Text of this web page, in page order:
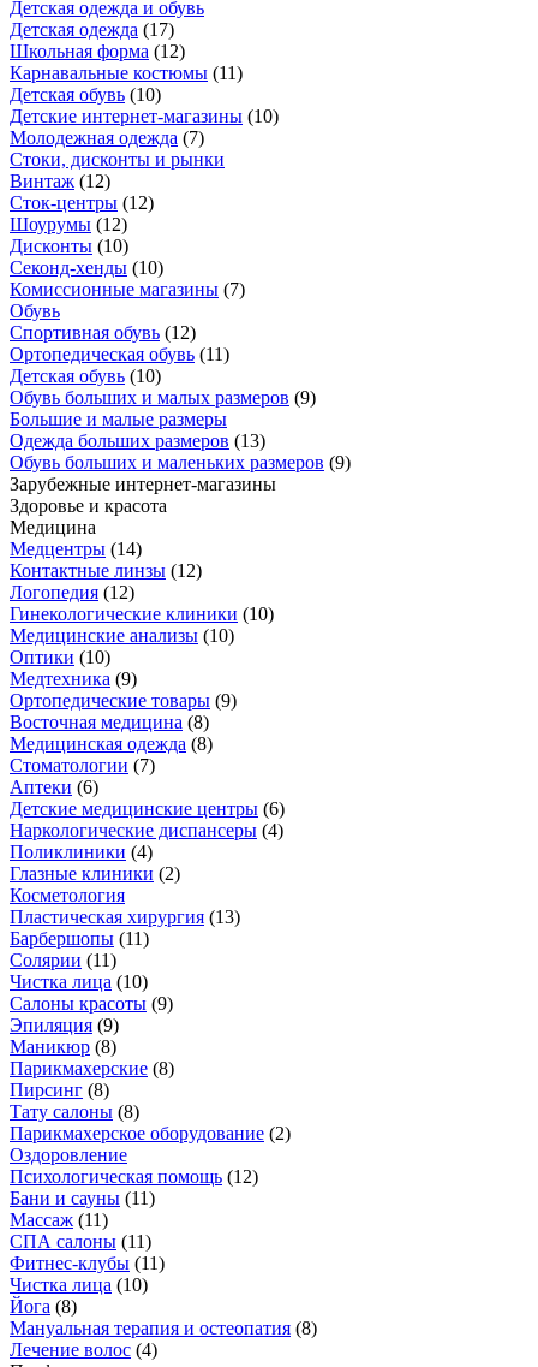
Детская одежда и обувь
Детская одежда (17)
Школьная форма (12)
Карнавальные костюмы (11)
Детская обувь (10)
Детские интернет-магазины (10)
Молодежная одежда (7)
Стоки, дисконты и рынки
Винтаж (12)
Сток-центры (12)
Шоурумы (12)
Дисконты (10)
Секонд-хенды (10)
Комиссионные магазины (7)
Обувь
Спортивная обувь (12)
Ортопедическая обувь (11)
Детская обувь (10)
Обувь больших и малых размеров (9)
Большие и малые размеры
Одежда больших размеров (13)
Обувь больших и маленьких размеров (9)
Зарубежные интернет-магазины
Здоровье и красота
Медицина
Медцентры (14)
Контактные линзы (12)
Логопедия (12)
Гинекологические клиники (10)
Медицинские анализы (10)
Оптики (10)
Медтехника (9)
Ортопедические товары (9)
Восточная медицина (8)
Медицинская одежда (8)
Стоматологии (7)
Аптеки (6)
Детские медицинские центры (6)
Наркологические диспансеры (4)
Поликлиники (4)
Глазные клиники (2)
Косметология
Пластическая хирургия (13)
Барбершопы (11)
Солярии (11)
Чистка лица (10)
Салоны красоты (9)
Эпиляция (9)
Маникюр (8)
Парикмахерские (8)
Пирсинг (8)
Тату салоны (8)
Парикмахерское оборудование (2)
Оздоровление
Психологическая помощь (12)
Бани и сауны (11)
Массаж (11)
СПА салоны (11)
Фитнес-клубы (11)
Чистка лица (10)
Йога (8)
Мануальная терапия и остеопатия (8)
Лечение волос (4)